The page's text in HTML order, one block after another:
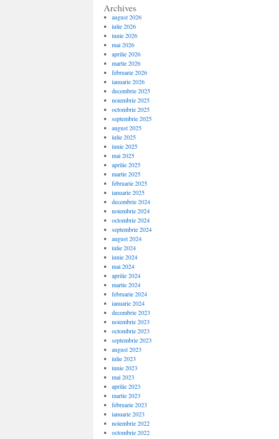
Archives
august 2026
iulie 2026
iunie 2026
mai 2026
aprilie 2026
martie 2026
februarie 2026
ianuarie 2026
decembrie 2025
noiembrie 2025
octombrie 2025
septembrie 2025
august 2025
iulie 2025
iunie 2025
mai 2025
aprilie 2025
martie 2025
februarie 2025
ianuarie 2025
decembrie 2024
noiembrie 2024
octombrie 2024
septembrie 2024
august 2024
iulie 2024
iunie 2024
mai 2024
aprilie 2024
martie 2024
februarie 2024
ianuarie 2024
decembrie 2023
noiembrie 2023
octombrie 2023
septembrie 2023
august 2023
iulie 2023
iunie 2023
mai 2023
aprilie 2023
martie 2023
februarie 2023
ianuarie 2023
noiembrie 2022
octombrie 2022